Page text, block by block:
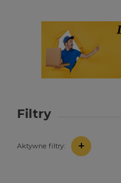
Filtry
Aktywne filtry: +